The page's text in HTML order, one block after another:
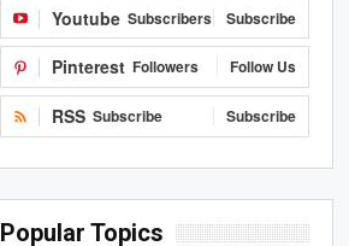
Youtube Subscribers Subscribe
Pinterest Followers Follow Us
RSS Subscribe Subscribe
Popular Topics